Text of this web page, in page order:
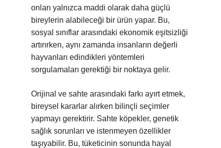
onları yalnızca maddi olarak daha güçlü
bireylerin alabileceği bir ürün yapar. Bu,
sosyal sınıflar arasındaki ekonomik eşitsizliği
artırırken, aynı zamanda insanların değerli
hayvanları edindikleri yöntemleri
sorgulamaları gerektiği bir noktaya gelir.
Orijinal ve sahte arasındaki farkı ayırt etmek,
bireysel kararlar alırken bilinçli seçimler
yapmayı gerektirir. Sahte köpekler, genetik
sağlık sorunları ve istenmeyen özellikler
taşıyabilir. Bu, tüketicinin sonunda hayal